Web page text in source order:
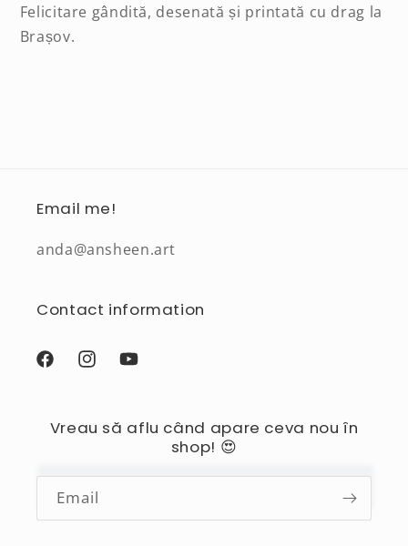
Felicitare gândită, desenată și printată cu drag la
Brașov.
Email me!
anda@ansheen.art
Contact information
FacebookInstagramYouTube
Vreau să aflu când apare ceva nou în
shop! 😍
Email